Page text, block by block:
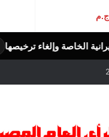
الرأى العام المصرى